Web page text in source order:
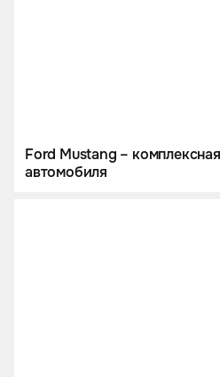
Ford Mustang –
автомобиля